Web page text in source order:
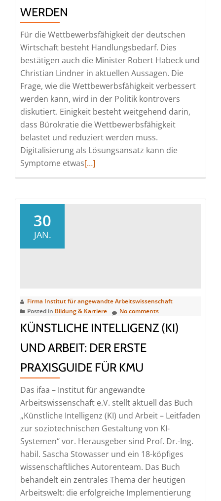
WERDEN
Für die Wettbewerbsfähigkeit der deutschen
Wirtschaft besteht Handlungsbedarf. Dies
bestätigen auch die Minister Robert Habeck und
Christian Lindner in aktuellen Aussagen. Die
Frage, wie die Wettbewerbsfähigkeit verbessert
werden kann, wird in der Politik kontrovers
diskutiert. Einigkeit besteht weitgehend darin,
dass Bürokratie die Wettbewerbsfähigkeit
belastet und reduziert werden muss.
Digitalisierung als Lösungsansatz kann die
Symptome etwasRead
werden
[…]
30
JAN.
Firma Institut für angewandte Arbeitswissenschaft
Posted in Bildung & Karriere No comments
KÜNSTLICHE INTELLIGENZ (KI)
UND ARBEIT: DER ERSTE
PRAXISGUIDE FÜR KMU
Das ifaa – Institut für angewandte
Arbeitswissenschaft e.V. stellt aktuell das Buch
„Künstliche Intelligenz (KI) und Arbeit – Leitfaden
zur soziotechnischen Gestaltung von KI-
Systemen“ vor. Herausgeber sind Prof. Dr.-Ing.
habil. Sascha Stowasser und ein 18-köpfiges
wissenschaftliches Autorenteam. Das Buch
behandelt ein zentrales Thema der heutigen
Arbeitswelt: die erfolgreiche Implementierung